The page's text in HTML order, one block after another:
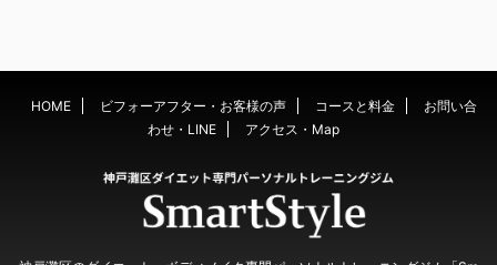
HOME ビフォーアフター・お客様の声 コースと料金
お問い合
わせ・LINE
アクセス・Map